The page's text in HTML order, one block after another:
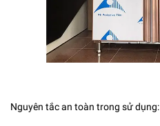
Nguyên tắc an toàn trong sử dụng: